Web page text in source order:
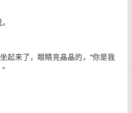
来了，眼睛亮晶晶的，“你是我